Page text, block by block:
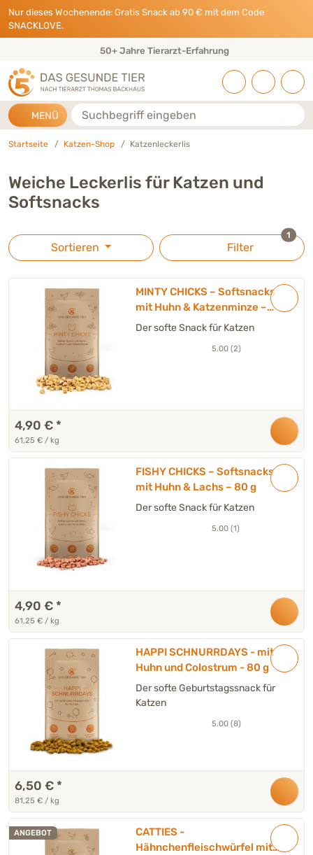
Direkt zu:
INHALT
HAUPTMENÜ
FOOTER
Nur dieses Wochenende: Gratis Snack ab 90 € mit dem Code
SNACKLOVE.
50+ Jahre Tierarzt-Erfahrung
MENÜ Suche
Startseite Katzen-Shop Katzenleckerlis
Weiche Leckerlis für Katzen und
Softsnacks
Sortieren Filter
1
MINTY CHICKS – Softsnacks
mit Huhn & Katzenminze –
80 g
Der softe Snack für Katzen
5.00 (2)
4,90 € *
61,25 € / kg
FISHY CHICKS – Softsnacks
mit Huhn & Lachs – 80 g
Der softe Snack für Katzen
5.00 (1)
4,90 € *
61,25 € / kg
HAPPI SCHNURRDAYS - mit
Huhn und Colostrum - 80 g
Der softe Geburtstagssnack für
Katzen
5.00 (8)
6,50 € *
81,25 € / kg
ANGEBOT
CATTIES -
Hähnchenfleischwürfel mit